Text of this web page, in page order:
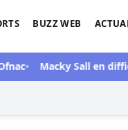
BUZZ WEB
Macky Sall en difficultés